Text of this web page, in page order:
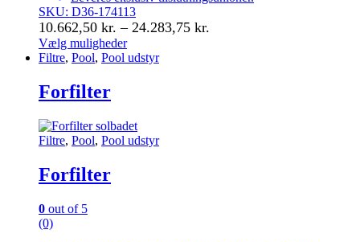
SKU: D36-174113
10.662,50 kr. – 24.283,75 kr.
Vælg muligheder
Dette
har
flere
Mulighederne
kan
på
varesiden
Filtre, Pool, Pool udstyr
Forfilter
Filtre, Pool, Pool udstyr
Forfilter
0 out of 5
(0)